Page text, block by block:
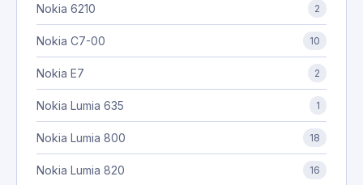
Nokia 6210 2
Nokia C7-00 10
Nokia E7 2
Nokia Lumia 635 1
Nokia Lumia 800 18
Nokia Lumia 820 16